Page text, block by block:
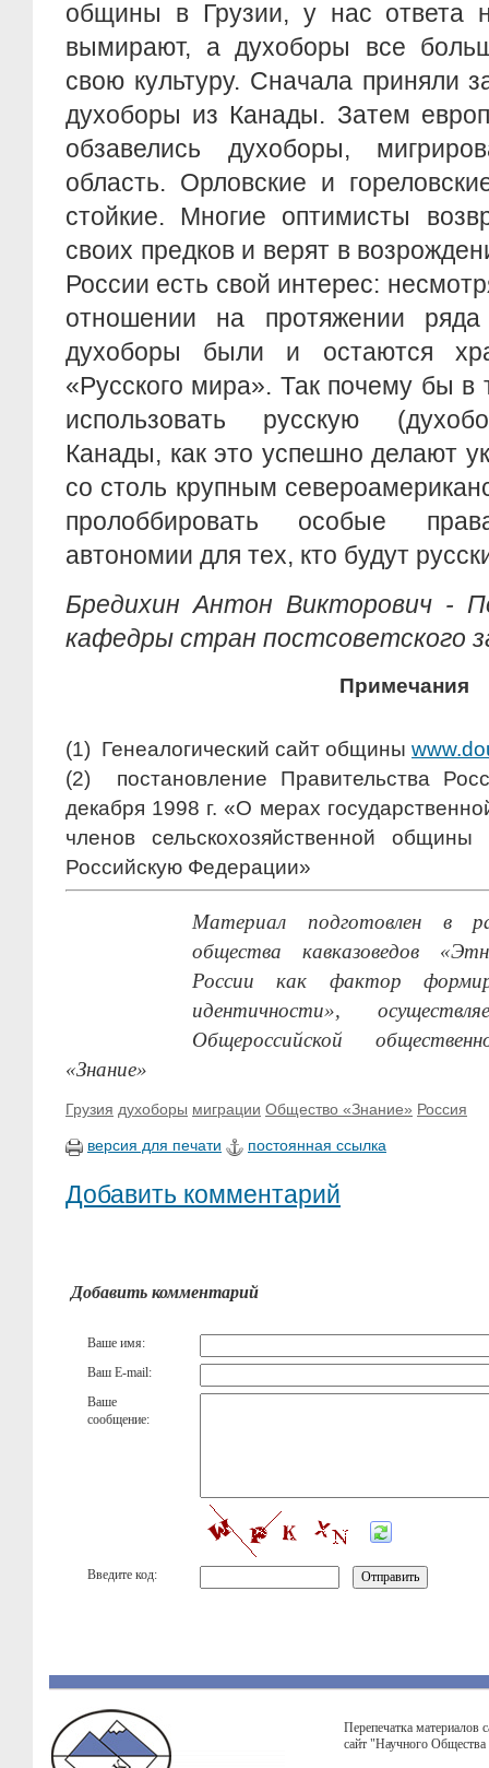
общины в Грузии, у нас ответа
вымирают, а духоборы все
свою культуру. Сначала приняли
духоборы из Канады. Затем
обзавелись духоборы,
область. Орловские и
стойкие. Многие оптимисты
своих предков и верят в
России есть свой интерес:
отношении на протяжении ряда
духоборы были и остаются
«Русского мира». Так почему бы в
использовать русскую
Канады, как это успешно делают
со столь крупным
пролоббировать особые
автономии для тех, кто будут
Бредихин Антон Викторович -
кафедры стран постсоветского
Примечания
(1) Генеалогический сайт общины
(2)
постановление Правительства
декабря 1998 г. «О мерах
членов сельскохозяйственной
Российскую Федерации»
Материал подготовлен в
общества кавказоведов
России как фактор
идентичности»,
Общероссийской
«Знание»
Грузия духоборы миграции Общество «Знание» Россия
версия для печати постоянная ссылка
Добавить комментарий
Добавить комментарий
Ваше имя:
Ваш E-mail:
Ваше
сообщение:
Введите код:
Перепечатка материалов
сайт "Научного